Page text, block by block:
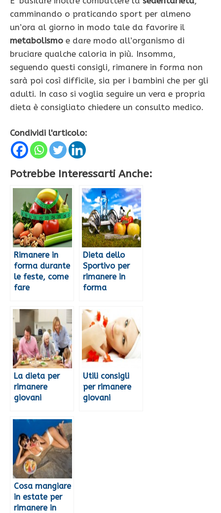
camminando o praticando sport per almeno
un’ora al giorno in modo tale da favorire il
metabolismo e dare modo all’organismo di
bruciare qualche caloria in più. Insomma,
seguendo questi consigli, rimanere in forma non
sarà poi così difficile, sia per i bambini che per gli
adulti. In caso si voglia seguire un vera e propria
dieta è consigliato chiedere un consulto medico.
Condividi l'articolo:
Potrebbe Interessarti Anche:
Rimanere in
forma durante
le feste, come
fare
Dieta dello
Sportivo per
rimanere in
forma
La dieta per
rimanere
giovani
Utili consigli
per rimanere
giovani
Cosa mangiare
in estate per
rimanere in